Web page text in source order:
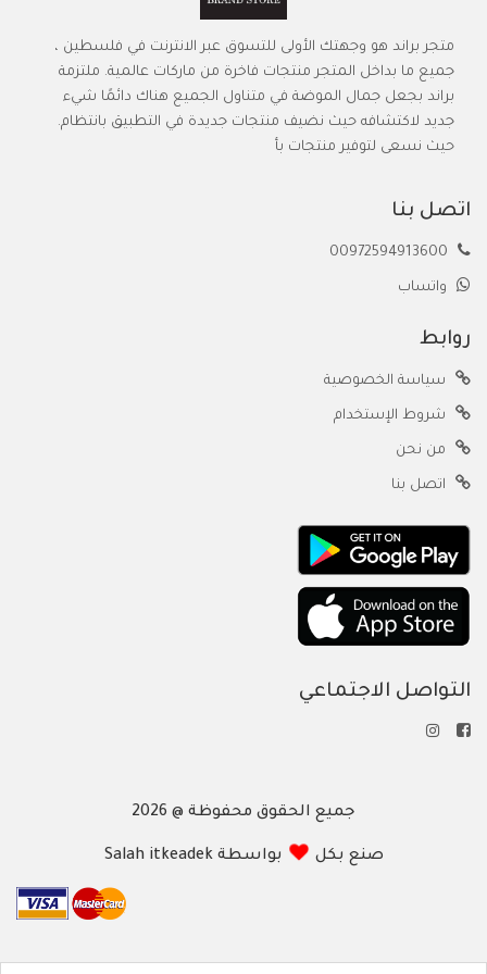
متجر براند هو وجهتك الأولى للتسوق عبر الانترنت في فلسطين ،
جميع ما بداخل المتجر منتجات فاخرة من ماركات عالمية. ملتزمة
براند بجعل جمال الموضة في متناول الجميع هناك دائمًا شيء
جديد لاكتشافه حيث نضيف منتجات جديدة في التطبيق بانتظام.
حيث نسعى لتوفير منتجات بأ
اتصل بنا
واتساب
روابط
سياسة الخصوصية
شروط الإستخدام
من نحن
اتصل بنا
التواصل الاجتماعي
جميع الحقوق محفوظة @ 2026
صنع بكل بواسطة Salah itkeadek